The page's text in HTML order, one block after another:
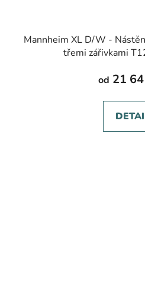
Mannheim XL D/W -
třemi zářivkami
od 21